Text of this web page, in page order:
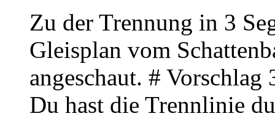
Zu der Trennung in 3
Gleisplan vom
angeschaut. #
Du hast die Trennlinie